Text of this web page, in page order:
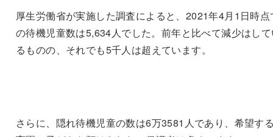
厚生労働省が実施した調査によると、2021年4月1日時点
の待機児童数は5,634人でした。前年と比べて減少はし
るものの、それでも5千人は超えています。
さらに、隠れ待機児童の数は6万3581人であり、希望す